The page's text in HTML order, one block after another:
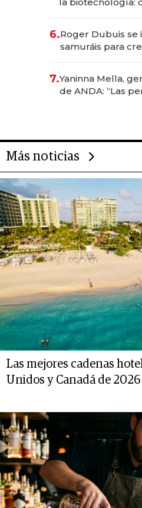
6.Roger Dubuis se
samuráis para
7.Yaninna Mella,
de ANDA: “Las
Más noticias
Las mejores cadenas
Unidos y Canadá de 2026